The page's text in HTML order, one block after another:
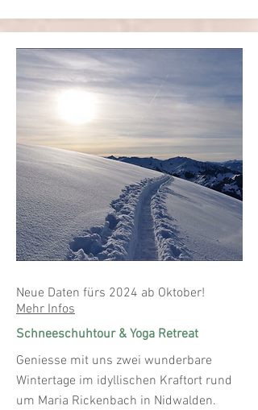
Neue Daten fürs 2024 ab Oktober!
Mehr Infos
Schneeschuhtour & Yoga Retreat
Geniesse mit uns zwei wunderbare
Wintertage im idyllischen Kraftort rund
um Maria Rickenbach in Nidwalden.